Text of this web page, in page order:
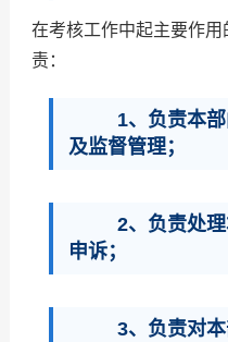
在考核工作中起主要作
责：
1、负责本部
及监督管理；
2、负责处理
申诉；
3、负责对本